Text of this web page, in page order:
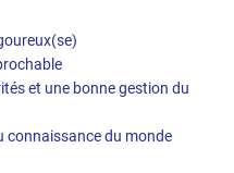
et une bonne gestion du
connaissance du monde